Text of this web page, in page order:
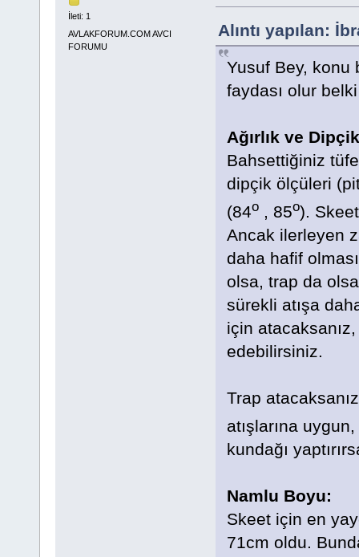
İleti: 1
AVLAKFORUM.COM AVCI
FORUMU
Alıntı yapılan:
Yusuf Bey, konu
faydası olur
Ağırlık ve
Bahsettiğiniz
dipçik ölçüleri
(84o, 85o).
Ancak ilerleyen
daha hafif
olsa, trap da
sürekli atışa
için
edebilirsiniz.
Trap
atışlarına
kundağı
Namlu Boyu:
Skeet için en
71cm oldu.